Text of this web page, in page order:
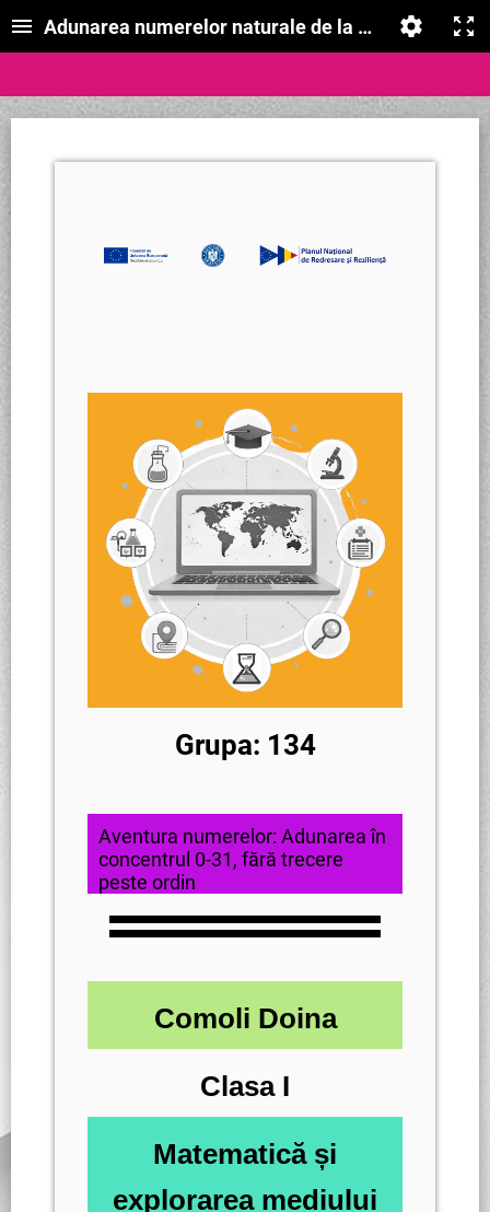
Adunarea numerelor naturale de la 0 la 31, fără
Grupa: 134
Aventura numerelor: Adunarea în
concentrul 0-31, fără trecere
peste ordin
Comoli Doina
Clasa I
Matematică și
explorarea mediului